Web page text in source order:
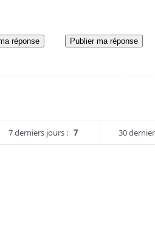
réponse Publier ma réponse
7 derniers jours : 7 30